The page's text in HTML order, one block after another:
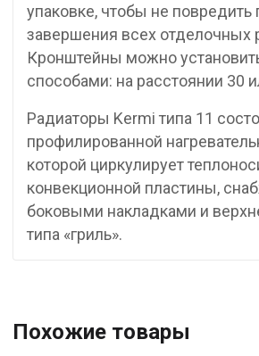
упаковке, чтобы не повредить
завершения всех отделочных
Кронштейны можно
способами: на расстоянии 30
Радиаторы Kermi типа 11
профилированной
которой циркулирует
конвекционной пластины,
боковыми накладками и
типа «гриль».
Похожие товары